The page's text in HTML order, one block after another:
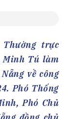
Thường trực
Minh Tú làm
về công
Phó Thống
Phó Chủ